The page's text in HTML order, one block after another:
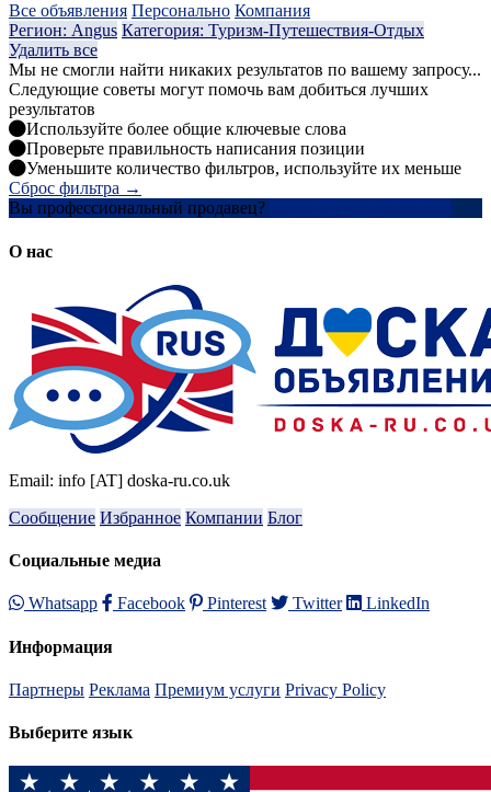
Все объявления Персонально Компания
Регион: Angus Категория: Туризм-Путешествия-Отдых
Удалить все
Мы не смогли найти никаких результатов по вашему запросу...
Следующие советы могут помочь вам добиться лучших
результатов
Используйте более общие ключевые слова
Проверьте правильность написания позиции
Уменьшите количество фильтров, используйте их меньше
Сброс фильтра →
Вы профессиональный продавец?
О нас
Email: info [AT] doska-ru.co.uk
Сообщение Избранное Компании Блог
Социальные медиа
Whatsapp Facebook Pinterest Twitter LinkedIn
Информация
Партнеры Реклама Премиум услуги Privacy Policy
Выберите язык